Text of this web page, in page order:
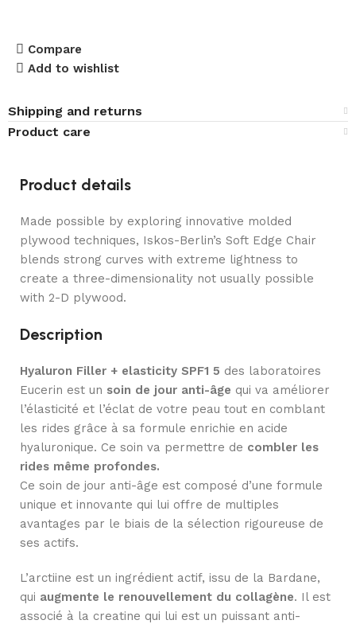
Compare
Add to wishlist
Shipping and returns
Product care
Product details
Made possible by exploring innovative molded
plywood techniques, Iskos-Berlin’s Soft Edge Chair
blends strong curves with extreme lightness to
create a three-dimensionality not usually possible
with 2-D plywood.
Description
Hyaluron Filler + elasticity SPF1 5 des laboratoires
Eucerin est un soin de jour anti-âge qui va améliorer
l’élasticité et l’éclat de votre peau tout en comblant
les rides grâce à sa formule enrichie en acide
hyaluronique. Ce soin va permettre de combler les
rides même profondes.
Ce soin de jour anti-âge est composé d’une formule
unique et innovante qui lui offre de multiples
avantages par le biais de la sélection rigoureuse de
ses actifs.
L’arctiine est un ingrédient actif, issu de la Bardane,
qui augmente le renouvellement du collagène. Il est
associé à la creatine qui lui est un puissant anti-